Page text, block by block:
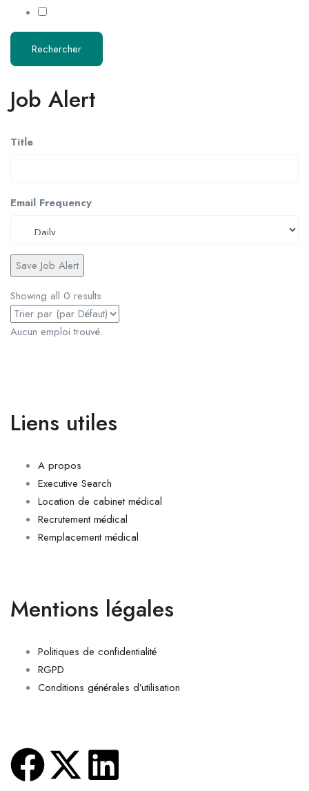
Rechercher
Job Alert
Title
Email Frequency
Save Job Alert
Showing all 0 results
Aucun emploi trouvé.
Liens utiles
A propos
Executive Search
Location de cabinet médical
Recrutement médical
Remplacement médical
Mentions légales
Politiques de confidentialité
RGPD
Conditions générales d’utilisation